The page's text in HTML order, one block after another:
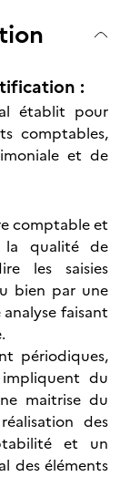
:
établit pour
comptables,
et de
comptable et
la qualité de
les saisies
bien par une
faisant
périodiques,
impliquent du
maitrise du
des
et un
des éléments